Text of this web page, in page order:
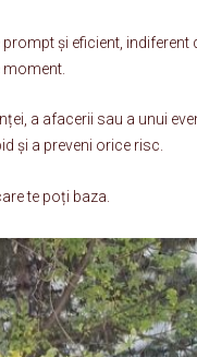
și eficient, indiferent
a afacerii sau a unui
și a preveni orice risc.
te poți baza.